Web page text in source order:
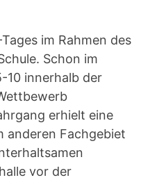
im Rahmen des
Schon im
10 innerhalb der
erhielt eine
anderen Fachgebiet
vor der